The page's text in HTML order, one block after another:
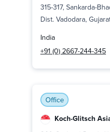
315-317, Sankarda-
Dist. Vadodara,
India
+91 (0) 2667-244-345
Office
Koch-Glitsch